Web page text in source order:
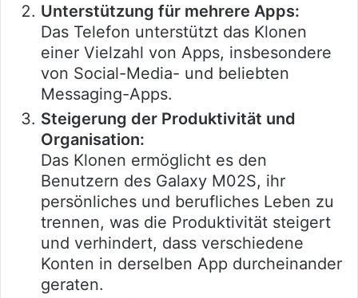
Unterstützung für mehrere Apps:
Das Telefon unterstützt das Klonen
einer Vielzahl von Apps, insbesondere
von Social-Media- und beliebten
Messaging-Apps.
Steigerung der Produktivität und
Organisation:
Das Klonen ermöglicht es den
Benutzern des Galaxy M02S, ihr
persönliches und berufliches Leben zu
trennen, was die Produktivität steigert
und verhindert, dass verschiedene
Konten in derselben App durcheinander
geraten.